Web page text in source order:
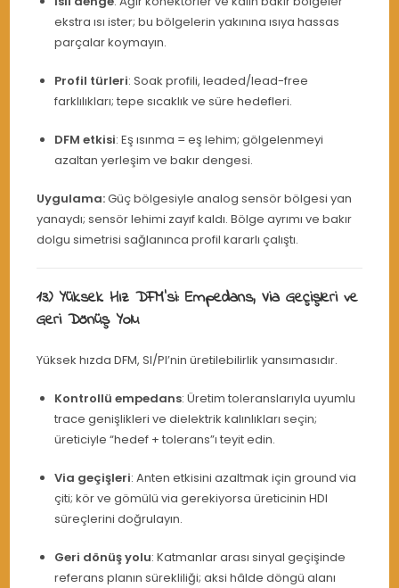
ekstra ısı ister; bu bölgelerin yakınına ısıya hassas
parçalar koymayın.
Profil türleri: Soak profili, leaded/lead-free
farklılıkları; tepe sıcaklık ve süre hedefleri.
DFM etkisi: Eş ısınma = eş lehim; gölgelenmeyi
azaltan yerleşim ve bakır dengesi.
Uygulama:Güç bölgesiyle analog sensör bölgesi yan
yanaydı; sensör lehimi zayıf kaldı. Bölge ayrımı ve bakır
dolgu simetrisi sağlanınca profil kararlı çalıştı.
13) Yüksek Hız DFM’si: Empedans, Via Geçişleri ve
Geri Dönüş Yolu
Yüksek hızda DFM, SI/PI’nin üretilebilirlik yansımasıdır.
Kontrollü empedans: Üretim toleranslarıyla uyumlu
trace genişlikleri ve dielektrik kalınlıkları seçin;
üreticiyle “hedef + tolerans”ı teyit edin.
Via geçişleri: Anten etkisini azaltmak için ground via
çiti; kör ve gömülü via gerekiyorsa üreticinin HDI
süreçlerini doğrulayın.
Geri dönüş yolu: Katmanlar arası sinyal geçişinde
referans planın sürekliliği; aksi hâlde döngü alanı